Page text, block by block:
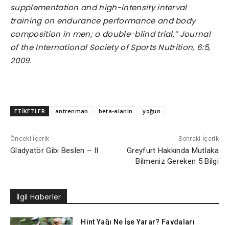
supplementation and high-intensity interval
training on endurance performance and body
composition in men; a double-blind trial,” Journal
of the International Society of Sports Nutrition, 6:5,
2009.
ETİKETLER antrenman beta-alanin yoğun
Önceki İçerik
Gladyatör Gibi Beslen – II
Sonraki İçerik
Greyfurt Hakkında Mutlaka
Bilmeniz Gereken 5 Bilgi
İlgil Haberler
Hint Yağı Ne İşe Yarar? Faydaları